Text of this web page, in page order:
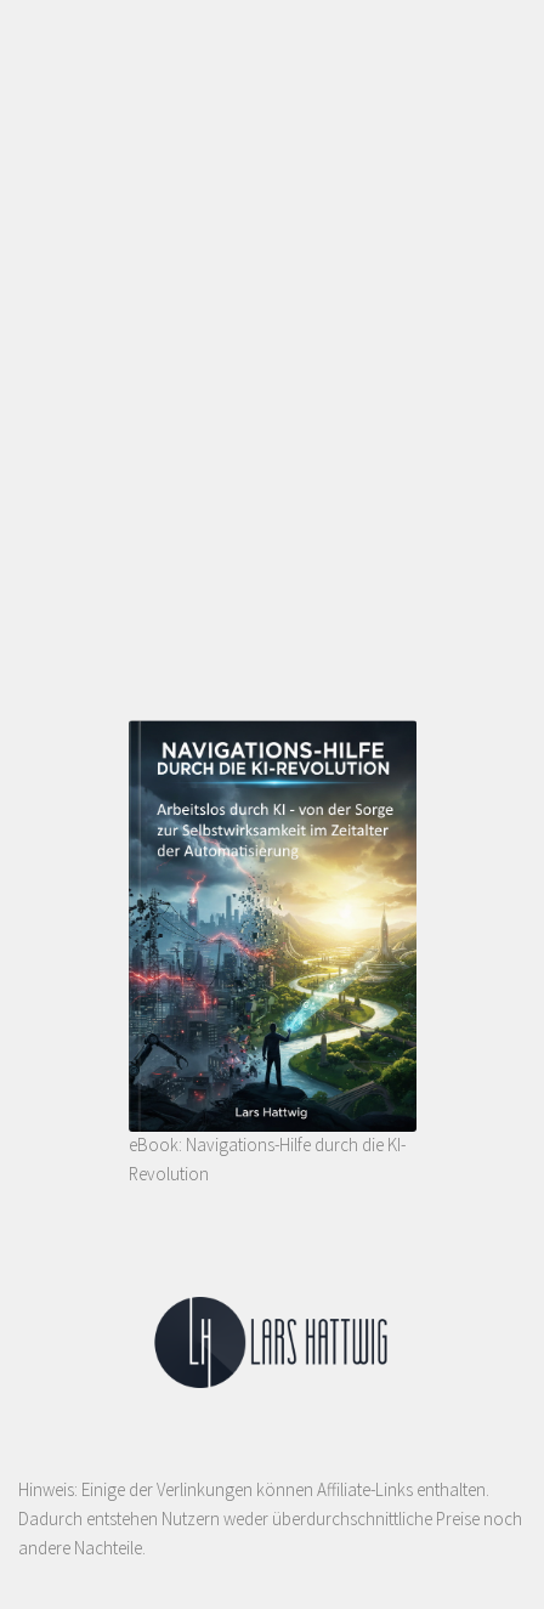
eBook: Navigations-Hilfe durch die KI-
Revolution
Hinweis: Einige der Verlinkungen können Affiliate-Links enthalten.
Dadurch entstehen Nutzern weder überdurchschnittliche Preise noch
andere Nachteile.